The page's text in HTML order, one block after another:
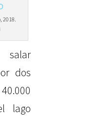
2018.
salar
dos
lago